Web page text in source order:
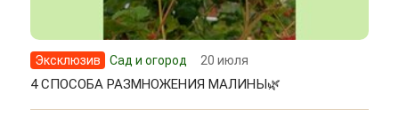
Эксклюзив Сад и огород 20 июля
4 СПОСОБА РАЗМНОЖЕНИЯ МАЛИНЫ🌿